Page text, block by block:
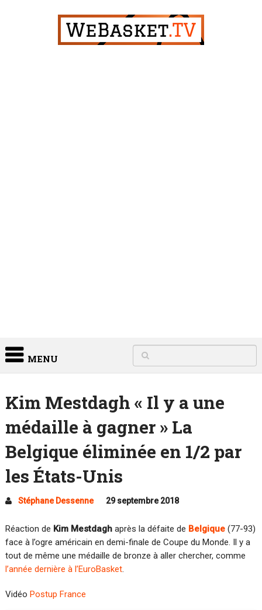
MENU
Kim Mestdagh « Il y a une
médaille à gagner » La
Belgique éliminée en 1/2 par
les États-Unis
Stéphane Dessenne 29 septembre 2018
Réaction de Kim Mestdaghaprès la défaite de Belgique(77-93)
face à l’ogre américain en demi-finale de Coupe du Monde. Il y a
tout de même une médaille de bronze à aller chercher, comme
l’année dernière à l’EuroBasket.
Vidéo Postup France